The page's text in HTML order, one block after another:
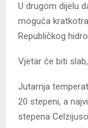
U drugom dijelu
moguća
Republičkog
Vjetar će biti
Jutarnja
20 stepeni, a
stepena